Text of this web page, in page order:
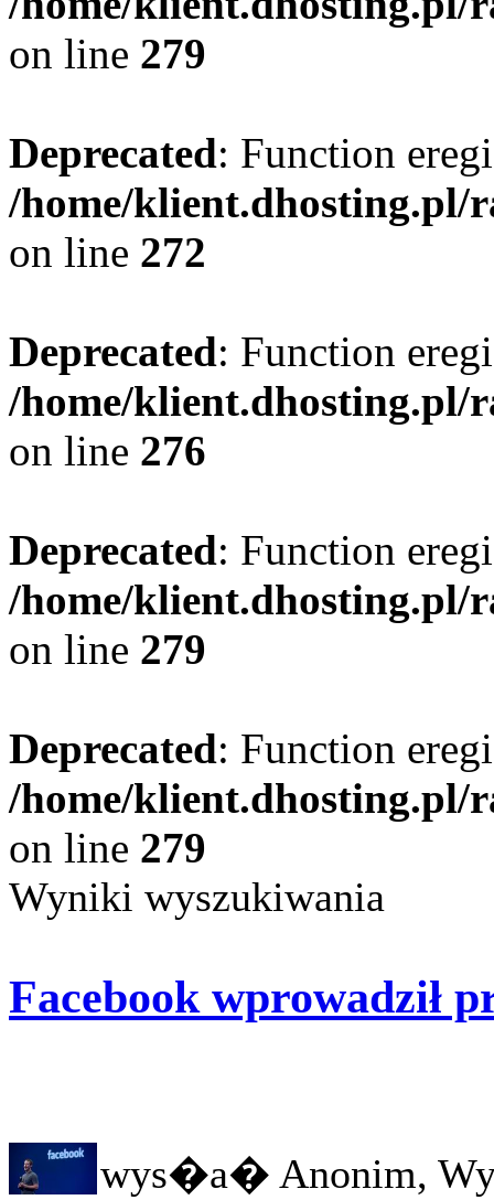
on line 279
Deprecated: Function
/home/klient.dhosting.pl/
on line 272
Deprecated: Function
/home/klient.dhosting.pl/
on line 276
Deprecated: Function
/home/klient.dhosting.pl/
on line 279
Deprecated: Function
/home/klient.dhosting.pl/
on line 279
Wyniki wyszukiwania
Facebook wprowadził
wys�a� Anonim,